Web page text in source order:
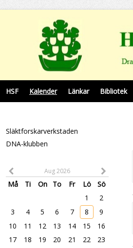
HSF Kalender Länkar Bibliotek
Släktforskarverkstaden
DNA-klubben
Aug 2026
Må Ti On To Fr Lö
Sö
1
2
3
4 5 6 7 8
9
10
11 12 13 14 15
16
17
18 19 20 21 22
23